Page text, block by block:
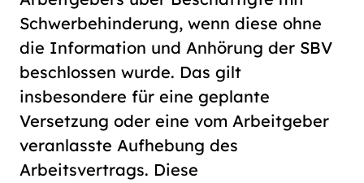
Schwerbehinderung, wenn diese ohne
die Information und Anhörung der SBV
beschlossen wurde. Das gilt
insbesondere für eine geplante
Versetzung oder eine vom Arbeitgeber
veranlasste Aufhebung des
Arbeitsvertrags. Diese